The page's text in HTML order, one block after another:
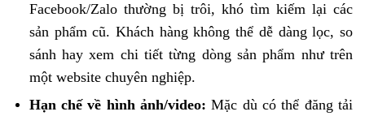
Facebook/Zalo thường bị trôi, khó tìm kiếm lại các
sản phẩm cũ. Khách hàng không thể dễ dàng lọc, so
sánh hay xem chi tiết từng dòng sản phẩm như trên
một website chuyên nghiệp.
Hạn chế về hình ảnh/video: Mặc dù có thể đăng tải